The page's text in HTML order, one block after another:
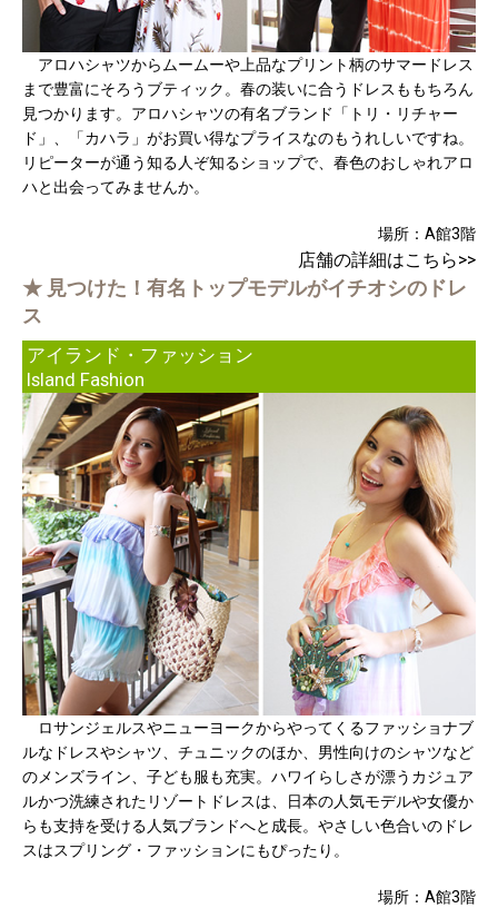
アロハシャツからムームーや上品なプリント柄のサマードレス
まで豊富にそろうブティック。春の装いに合うドレスももちろん
見つかります。アロハシャツの有名ブランド「トリ・リチャー
ド」、「カハラ」がお買い得なプライスなのもうれしいですね。
リピーターが通う知る人ぞ知るショップで、春色のおしゃれアロ
ハと出会ってみませんか。
場所：A館3階
店舗の詳細はこちら>>
★ 見つけた！有名トップモデルがイチオシのドレ
ス
アイランド・ファッション
Island Fashion
ロサンジェルスやニューヨークからやってくるファッショナブ
ルなドレスやシャツ、チュニックのほか、男性向けのシャツなど
のメンズライン、子ども服も充実。ハワイらしさが漂うカジュア
ルかつ洗練されたリゾートドレスは、日本の人気モデルや女優か
らも支持を受ける人気ブランドへと成長。やさしい色合いのドレ
スはスプリング・ファッションにもぴったり。
場所：A館3階